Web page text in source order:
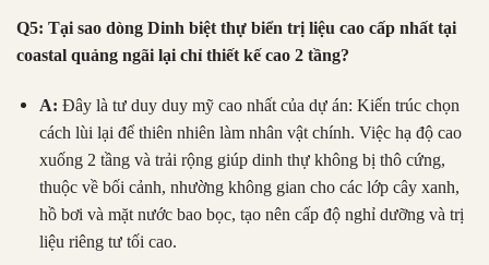
Q5: Tại sao dòng Dinh biệt thự biển trị liệu cao cấp nhất tại
coastal quảng ngãi lại chỉ thiết kế cao 2 tầng?
A: Đây là tư duy duy mỹ cao nhất của dự án: Kiến trúc chọn
cách lùi lại để thiên nhiên làm nhân vật chính. Việc hạ độ cao
xuống 2 tầng và trải rộng giúp dinh thự không bị thô cứng,
thuộc về bối cảnh, nhường không gian cho các lớp cây xanh,
hồ bơi và mặt nước bao bọc, tạo nên cấp độ nghỉ dưỡng và trị
liệu riêng tư tối cao.